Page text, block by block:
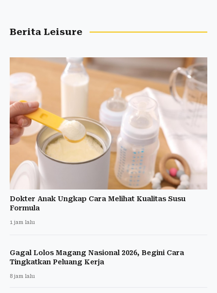
Berita Leisure
Dokter Anak Ungkap Cara Melihat Kualitas Susu
Formula
1 jam lalu
Gagal Lolos Magang Nasional 2026, Begini Cara
Tingkatkan Peluang Kerja
8 jam lalu